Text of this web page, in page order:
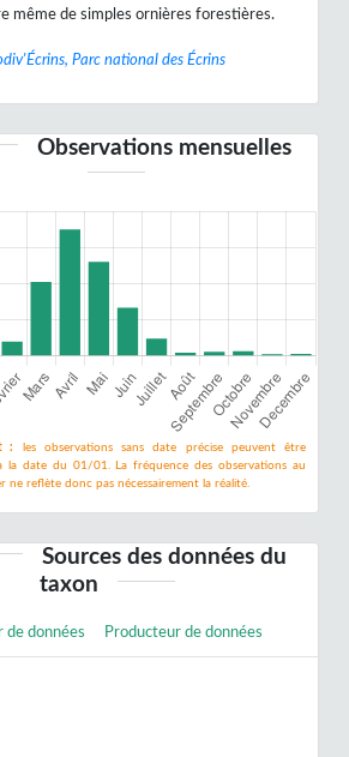
même de simples ornières forestières.
Parc national des Écrins
Observations mensuelles
:
les observations sans date précise peuvent être
la date du 01/01. La fréquence des observations au
ne reflète donc pas nécessairement la réalité.
Sources des données du
taxon
de données Producteur de données